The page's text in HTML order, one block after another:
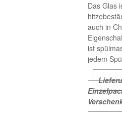
Das Glas
auch in
ist
jedem